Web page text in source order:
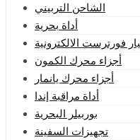
الشاحن التربيني
أداة بحرية
فورترست الالكترونية
أجزاء محرك الكمون
أجزاء محرك يانمار
أداة مراقبة إندا
بوربيلر البحرية
تجهيزات السفينة